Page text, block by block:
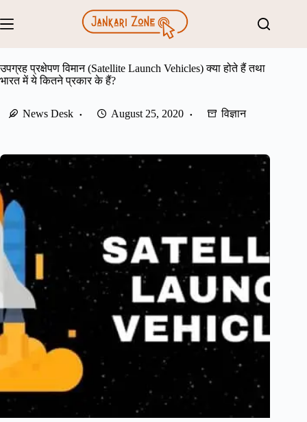
to
content
उपग्रह प्रक्षेपण विमान (Satellite Launch Vehicles) क्या होते हैं तथा
भारत में ये कितने प्रकार के हैं?
News Desk August 25, 2020 विज्ञान